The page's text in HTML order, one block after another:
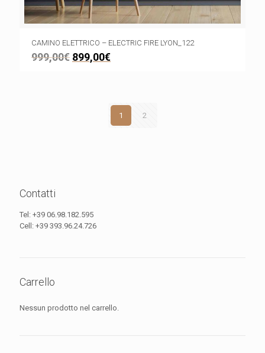
CAMINO ELETTRICO – ELECTRIC FIRE LYON_122
999,00€ 899,00€
1 2
Contatti
Tel: +39 06.98.182.595
Cell: +39 393.96.24.726
Carrello
Nessun prodotto nel carrello.